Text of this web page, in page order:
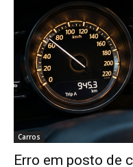
Carros
Erro em posto de